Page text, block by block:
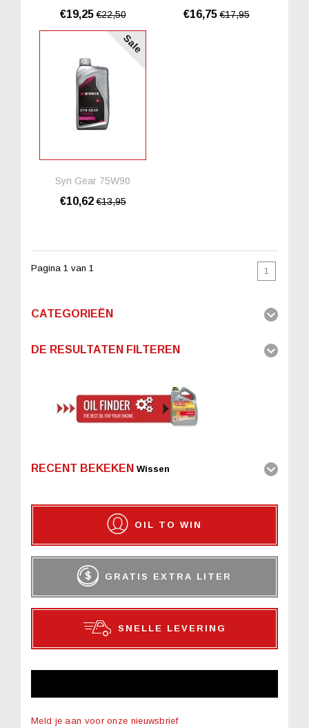
€19,25€22,50 €16,75€17,95
Sale
Syn Gear 75W90
€10,62€13,95
Pagina 1 van 1 1
CATEGORIEËN
DE RESULTATEN FILTEREN
RECENT BEKEKEN Wissen
OIL TO WIN
GRATIS EXTRA LITER
SNELLE LEVERING
Meld je aan voor onze nieuwsbrief